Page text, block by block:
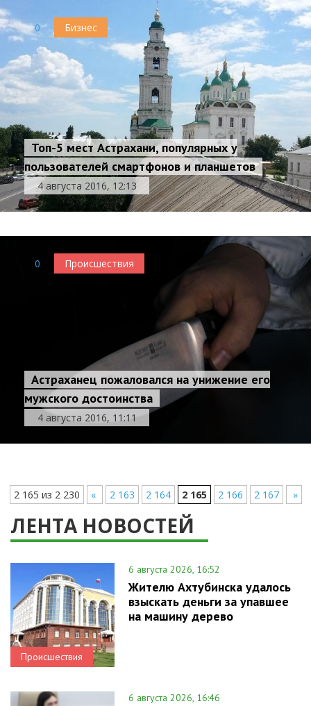
0 Бизнес
Топ-5 мест Астрахани, популярных у
пользователей смартфонов и планшетов
4 августа 2016, 12:13
0 Происшествия
Астраханец пожаловался на унижение его
мужского достоинства
4 августа 2016, 11:11
2 165 из 2 230 « 2 163 2 164 2 165 2 166 2 167 »
ЛЕНТА НОВОСТЕЙ
Происшествия
6 августа 2026, 16:52
Жителю Ахтубинска удалось
взыскать деньги за упавшее
на машину дерево
6 августа 2026, 16:46